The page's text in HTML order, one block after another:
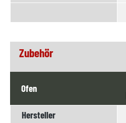
Zubehör
Ofen
Hersteller